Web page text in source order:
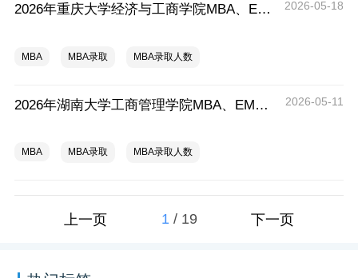
2026年重庆大学经济与工商学院MBA、EMBA拟录取分析解读 2026-05-18
MBA MBA录取 MBA录取人数
2026年湖南大学工商管理学院MBA、EMBA拟录取分析解读 2026-05-11
MBA MBA录取 MBA录取人数
上一页 1 / 19 下一页